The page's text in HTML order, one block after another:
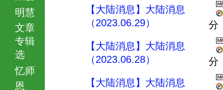
明慧
文章
专辑
选
忆师
恩
【大陆消息】大陆消息
（2023.06.29）
分
【大陆消息】大陆消息
（2023.06.28）
分
【大陆消息】大陆消息